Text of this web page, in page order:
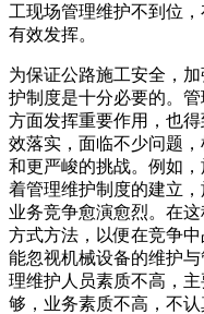
工现场管理维护不到位
有效发挥。
为保证公路施工安全，
护制度是十分必要的。
方面发挥重要作用，也
效落实，面临不少问题
和更严峻的挑战。例如
着管理维护制度的建立
业务竞争愈演愈烈。在
方式方法，以便在竞争
能忽视机械设备的维护
理维护人员素质不高，
够，业务素质不高，不